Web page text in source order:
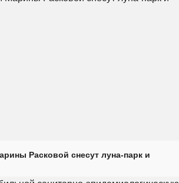
Расковой снесут луна-парк и